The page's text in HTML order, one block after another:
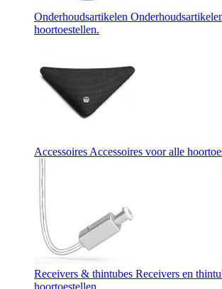
Onderhoudsartikelen
hoortoestellen.
Accessoires Accessoires voor alle
Receivers & thintubes Receivers en
hoortoestellen.